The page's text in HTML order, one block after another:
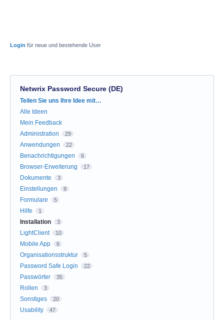
Login für neue und bestehende User
Netwrix Password Secure (DE)
Kategorien
Teilen Sie uns Ihre Idee mit…
Alle Ideen
Mein Feedback
Administration
29
Anwendungen 22
Benachrichtigungen 6
Browser-Erweiterung 17
Dokumente 3
Einstellungen 9
Formulare 5
Hilfe 1
Installation 3
LightClient 10
Mobile App 6
Organisationsstruktur 5
Password Safe Login 22
Passwörter 35
Rollen 3
Sonstiges 20
Usability 47